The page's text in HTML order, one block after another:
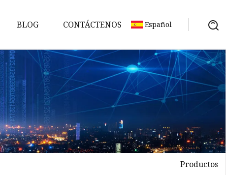
BLOG CONTÁCTENOS Español
Productos